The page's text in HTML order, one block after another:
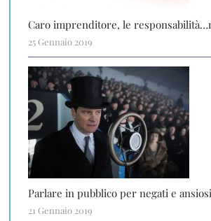
Caro imprenditore, le
25 Gennaio 2019
Parlare in pubblico per negati e
21 Gennaio 2019